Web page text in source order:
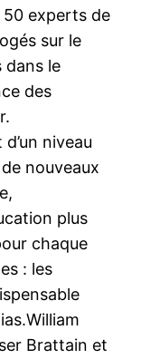
50 experts de
sur le
dans le
des
niveau
nouveaux
plus
chaque
: les
Brattain et